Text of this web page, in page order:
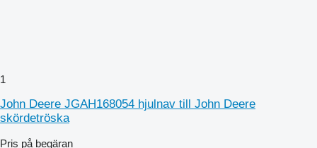
1
John Deere JGAH168054 hjulnav till John Deere
skördetröska
Pris på begäran